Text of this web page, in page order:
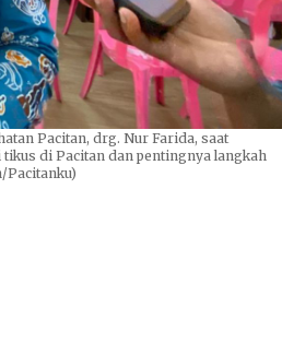
Pacitan, drg. Nur Farida, saat
di Pacitan dan pentingnya langkah
Pacitanku)